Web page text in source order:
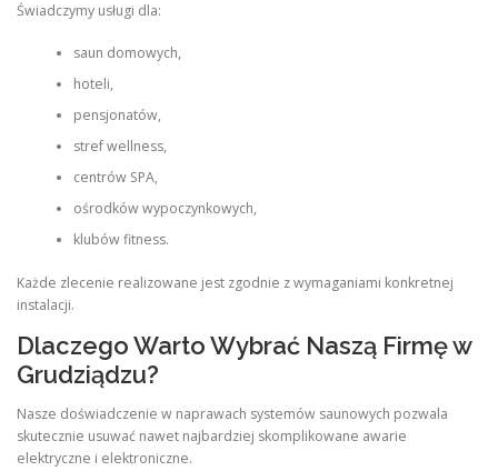
Świadczymy usługi dla:
saun domowych,
hoteli,
pensjonatów,
stref wellness,
centrów SPA,
ośrodków wypoczynkowych,
klubów fitness.
Każde zlecenie realizowane jest zgodnie z wymaganiami konkretnej
instalacji.
Dlaczego Warto Wybrać Naszą Firmę w
Grudziądzu?
Nasze doświadczenie w naprawach systemów saunowych pozwala
skutecznie usuwać nawet najbardziej skomplikowane awarie
elektryczne i elektroniczne.